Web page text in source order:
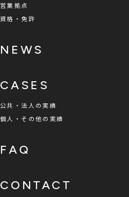
営業拠点
資格・免許
NEWS
CASES
公共・法人の実績
個人・その他の実績
FAQ
CONTACT